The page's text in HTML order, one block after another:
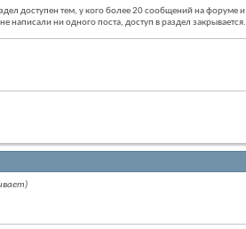
доступен тем, у кого более 20 сообщений на форуме и
написали ни одного поста, доступ в раздел закрывается.